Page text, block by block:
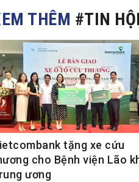
THÊM #TIN
tặng xe cứu
cho Bệnh viện Lão
ương